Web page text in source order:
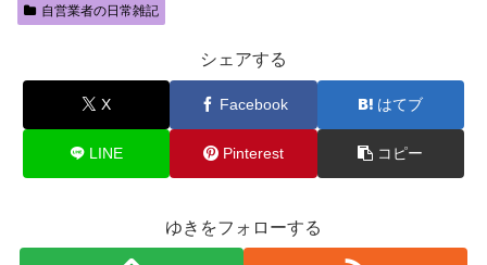
自営業者の日常雑記
シェアする
X Facebook はてブ
LINE Pinterest コピー
ゆきをフォローする